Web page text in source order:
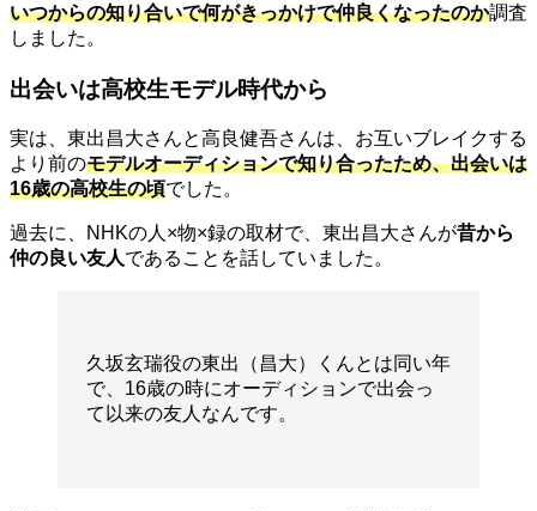
いつからの知り合いで何がきっかけで仲良くなったのか調査
しました。
出会いは高校生モデル時代から
実は、東出昌大さんと高良健吾さんは、お互いブレイクする
より前のモデルオーディションで知り合ったため、出会いは
16歳の高校生の頃でした。
過去に、NHKの人×物×録の取材で、東出昌大さんが昔から
仲の良い友人であることを話していました。
久坂玄瑞役の東出（昌大）くんとは同い年
で、16歳の時にオーディションで出会っ
て以来の友人なんです。